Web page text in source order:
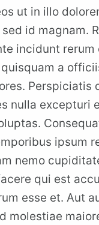
ut in illo
id magnam.
incidunt rerum
a
Perspiciatis
nulla excepturi
ipsum
nemo
qui est
esse et. Aut
molestiae